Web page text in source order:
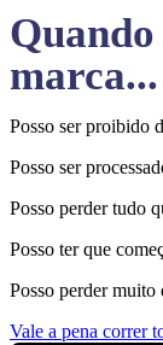
marca...
Posso ser proibido
Posso ser
Posso perder tudo
Posso ter que
Posso perder muito
Vale a pena correr